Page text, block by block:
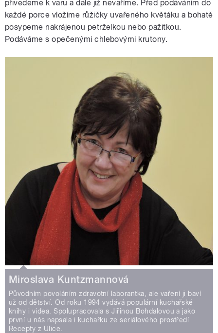
přivedeme k varu a dále již nevaříme. Před podáváním do
každé porce vložíme růžičky uvařeného květáku a bohatě
posypeme nakrájenou petrželkou nebo pažitkou.
Podáváme s opečenými chlebovými krutony.
Miroslava Kuntzmannová
Původním povoláním zdravotní laborantka, ale vaření ji baví
už od dětství. Od roku 1994 vydává populární kuchařské
knihy i videa. Spolupracovala s Jiřinou Bohdalovou a jako
první u nás napsala i kuchařku ze seriálového prostředí
Recepty z Ulice.